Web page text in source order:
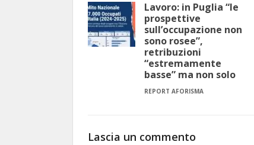
Lavoro: in Puglia “le
prospettive
sull’occupazione non
sono rosee”,
retribuzioni
“estremamente
basse” ma non solo
REPORT AFORISMA
Lascia un commento